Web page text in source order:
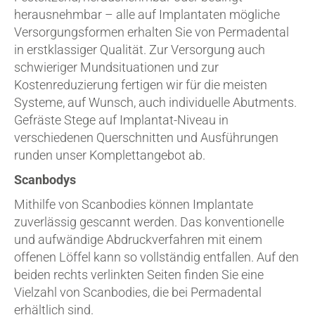
herausnehmbar – alle auf Implantaten mögliche
Versorgungsformen erhalten Sie von Permadental
in erstklassiger Qualität. Zur Versorgung auch
schwieriger Mundsituationen und zur
Kostenreduzierung fertigen wir für die meisten
Systeme, auf Wunsch, auch individuelle Abutments.
Gefräste Stege auf Implantat-Niveau in
verschiedenen Querschnitten und Ausführungen
runden unser Komplettangebot ab.
Scanbodys
Mithilfe von Scanbodies können Implantate
zuverlässig gescannt werden. Das konventionelle
und aufwändige Abdruckverfahren mit einem
offenen Löffel kann so vollständig entfallen. Auf den
beiden rechts verlinkten Seiten finden Sie eine
Vielzahl von Scanbodies, die bei Permadental
erhältlich sind.